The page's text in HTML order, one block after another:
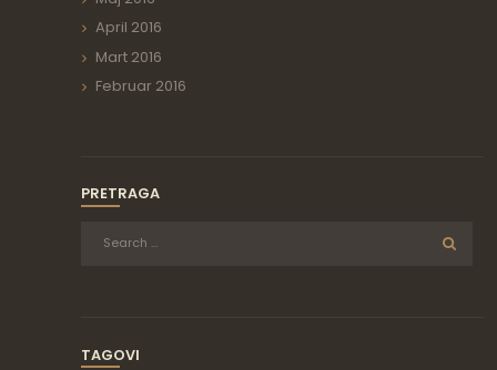
April 2016
Mart 2016
Februar 2016
PRETRAGA
TAGOVI